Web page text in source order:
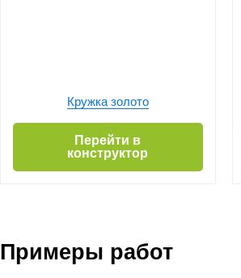
Кружка золото
Перейти в
конструктор
Примеры работ